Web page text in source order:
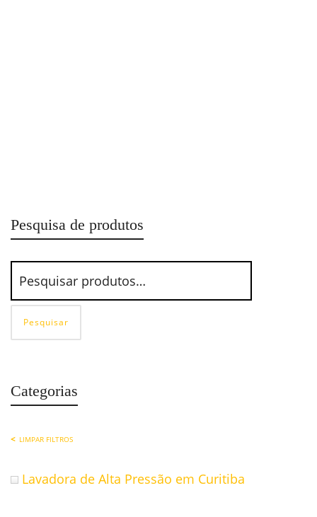
Pesquisa de produtos
Pesquisar
Categorias
LIMPAR FILTROS
Lavadora de Alta Pressão em Curitiba